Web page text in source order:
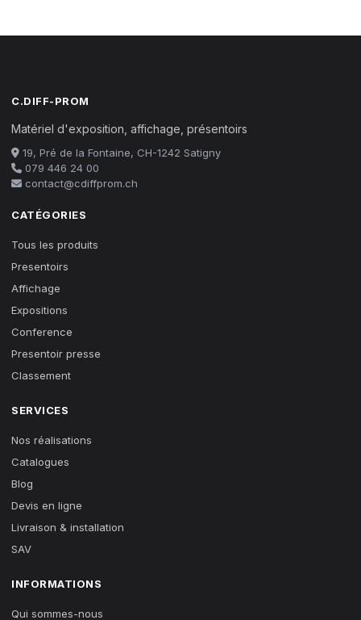
C.DIFF-PROM
Matériel d'exposition, affichage, présentoirs
19, Pré de la Fontaine, CH-1242 Satigny
079 446 24 00
contact@cdiffprom.ch
CATÉGORIES
Tous les produits
Presentoirs
Affichage
Expositions
Conference
Presentoir presse
Classement
SERVICES
Nos réalisations
Catalogues
Blog
Devis en ligne
Livraison & installation
SAV
INFORMATIONS
Qui sommes-nous